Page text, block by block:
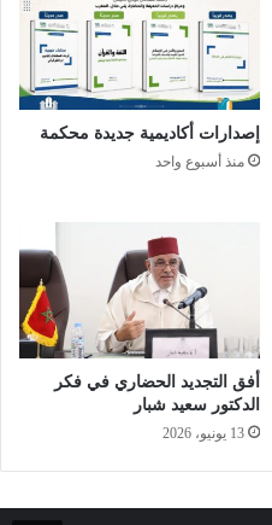
إصدارات أكاديمية جديدة محكمة
منذ أسبوع واحد
أفق التجديد الحضاري في فكر
الدكتور سعيد شبار
13 يونيو، 2026